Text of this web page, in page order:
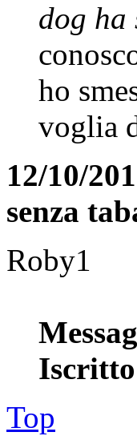
dog ha
ho
voglia
12/10/
senza
Roby1
Top